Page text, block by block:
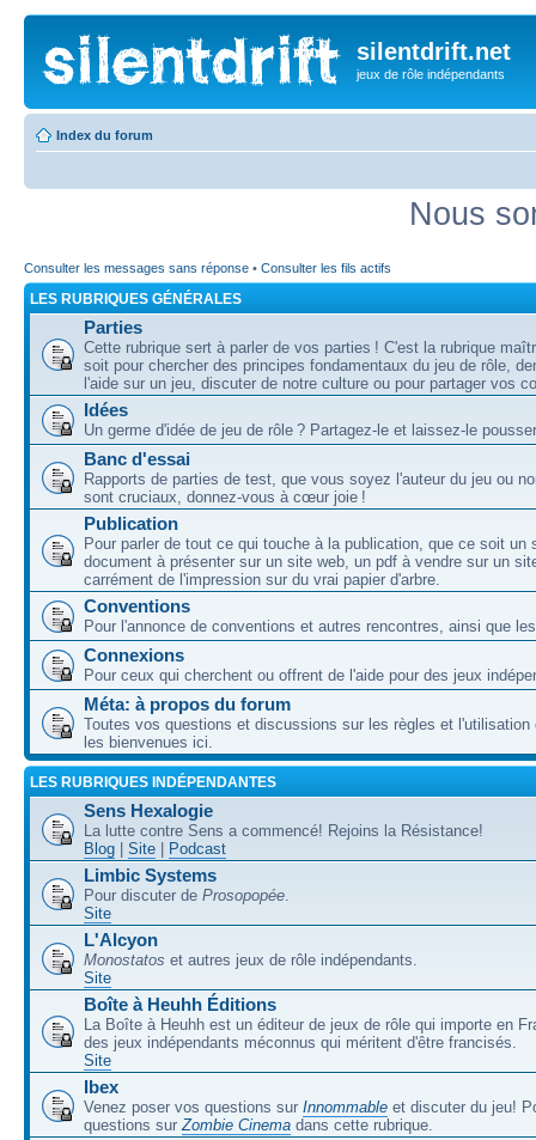
silentdrift.net
jeux de rôle indépendants
Index du forum
Nous
Consulter les messages sans réponse • Consulter les fils actifs
LES RUBRIQUES GÉNÉRALES
Parties
Cette rubrique sert à parler de vos parties ! C'est la rubrique
soit pour chercher des principes fondamentaux du jeu de rôle,
l'aide sur un jeu, discuter de notre culture ou pour partager vos
Idées
Un germe d'idée de jeu de rôle ? Partagez-le et laissez-le
Banc d'essai
Rapports de parties de test, que vous soyez l'auteur du jeu ou
sont cruciaux, donnez-vous à cœur joie !
Publication
Pour parler de tout ce qui touche à la publication, que ce soit un
document à présenter sur un site web, un pdf à vendre sur un
carrément de l'impression sur du vrai papier d'arbre.
Conventions
Pour l'annonce de conventions et autres rencontres, ainsi que
Connexions
Pour ceux qui cherchent ou offrent de l'aide pour des jeux
Méta: à propos du forum
Toutes vos questions et discussions sur les règles et l'utilisation
les bienvenues ici.
LES RUBRIQUES INDÉPENDANTES
Sens Hexalogie
La lutte contre Sens a commencé! Rejoins la Résistance!
Blog
Site Podcast
Limbic Systems
Pour discuter de Prosopopée.
Site
L'Alcyon
Monostatos et autres jeux de rôle indépendants.
Site
Boîte à Heuhh Éditions
La Boîte à Heuhh est un éditeur de jeux de rôle qui importe en
des jeux indépendants méconnus qui méritent d'être francisés.
Site
Ibex
Venez poser vos questions sur Innommable et discuter du jeu!
questions surZombie Cinema dans cette rubrique.